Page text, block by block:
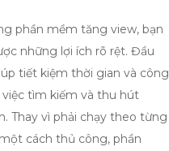
phần mềm tăng view, bạn
những lợi ích rõ rệt. Đầu
tiết kiệm thời gian và công
tìm kiếm và thu hút
Thay vì phải chạy theo từng
cách thủ công, phần